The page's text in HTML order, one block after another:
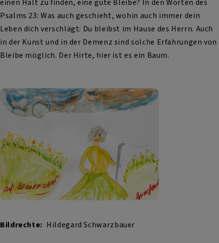
einen Halt zu finden, eine gute Bleibe? In den Worten des
Psalms 23: Was auch geschieht, wohin auch immer dein
Leben dich verschlägt: Du bleibst im Hause des Herrn. Auch
in der Kunst und in der Demenz sind solche Erfahrungen von
Bleibe möglich. Der Hirte, hier ist es ein Baum.
Bildrechte Hildegard Schwarzbauer